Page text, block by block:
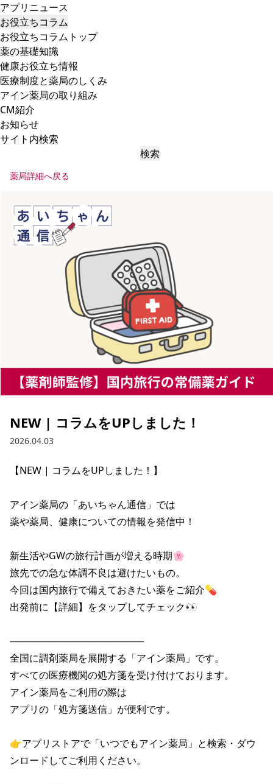
アプリニュース
お役立ちコラム
お役立ちコラムトップ
薬の基礎知識
健康お役立ち情報
医療制度と薬局のしくみ
アイン薬局の取り組み
CM紹介
お知らせ
サイト内検索
検索
薬局詳細へ戻る
NEW | コラムをUPしました！
2026.04.03
【NEW | コラムをUPしました！】
アイン薬局の「あいちゃん通信」では
薬や薬局、健康についての情報を発信中！
新生活やGWの旅行計画が増える時期🌸
旅先での急な体調不良は避けたいもの。
今回は国内旅行で備えておきたい薬をご紹介💊
出発前に【詳細】をタップしてチェック👀
────────────────────
全国に調剤薬局を展開する「アイン薬局」です。
すべての医療機関の処方箋を受け付けております。
アイン薬局をご利用の際は
アプリの「処方箋送信」が便利です。
👉アプリストアで「いつでもアイン薬局」と検索・ダウ
ンロードしてご利用ください。